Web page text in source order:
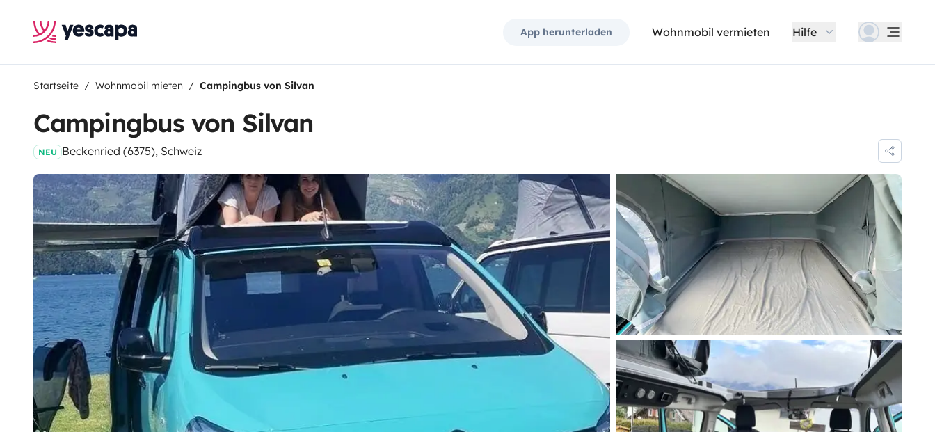
App herunterladen Wohnmobil vermieten Hilfe
Startseite Wohnmobil mieten Campingbus von Silvan
Campingbus von Silvan
NEU Beckenried (6375), Schweiz